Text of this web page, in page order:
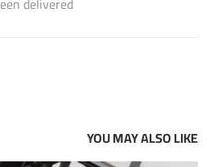
YOU MAY ALSO LIKE